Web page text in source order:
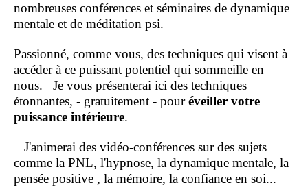
nombreuses conférences et séminaires de dynamique
mentale et de méditation psi.
Passionné, comme vous, des techniques qui visent à
accéder à ce puissant potentiel qui sommeille en
nous. Je vous présenterai ici des techniques
étonnantes, - gratuitement - pouréveiller votre
puissance intérieure.
J'animerai des vidéo-conférences sur des sujets
comme la PNL, l'hypnose, la dynamique mentale, la
pensée positive , la mémoire, la confiance en soi...